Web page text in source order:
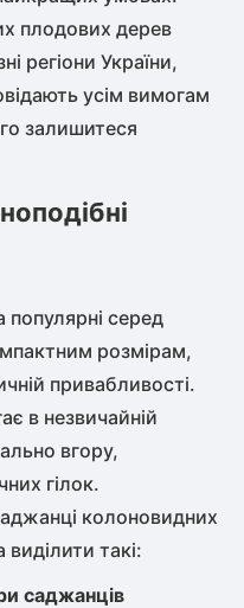
плодових дерев
регіони України,
усім вимогам
залишитеся
популярні серед
розмірам,
привабливості.
в незвичайній
вгору,
гілок.
колоновидних
такі:
саджанців